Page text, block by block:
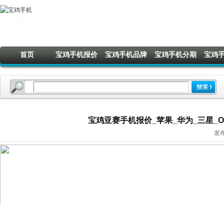
首页 宝鸡手机报价 宝鸡手机品牌 宝鸡手机分期 宝鸡
宝鸡亚赛手机报价_苹果_华为_三星
发